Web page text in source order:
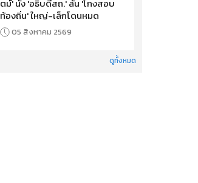
ตม์' นั่ง 'อธิบดีสถ.' ลั่น 'โกงสอบ
ท้องถิ่น' ใหญ่-เล็กโดนหมด
05 สิงหาคม 2569
ดูทั้งหมด